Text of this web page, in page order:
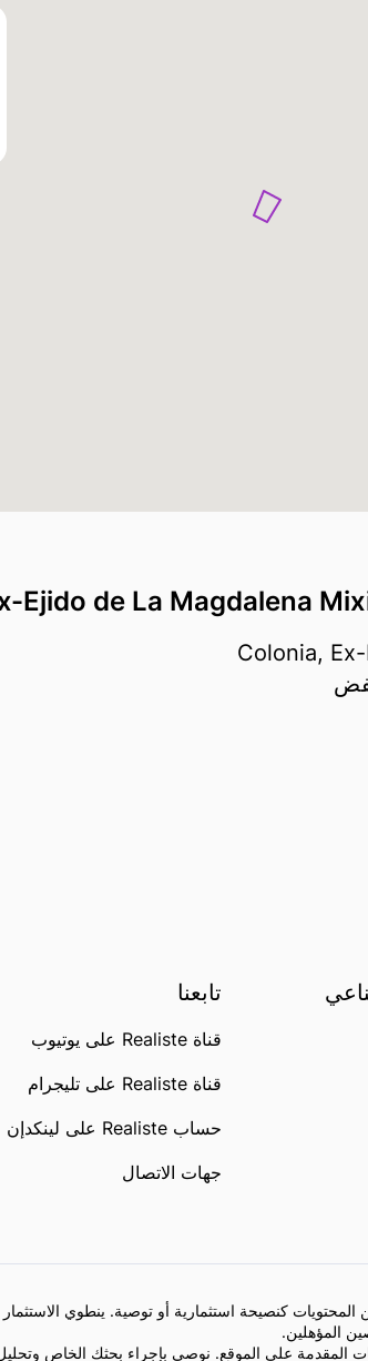
تابعنا
قناة Realiste على يوتيوب
قناة Realiste على تليجرام
حساب Realiste على لينكدإن
جهات الاتصال
كنصيحة استثمارية أو توصية. ينطوي
المؤهلين.
المقدمة على الموقع. نوصي بإجراء بحثك الخاص وتحليل